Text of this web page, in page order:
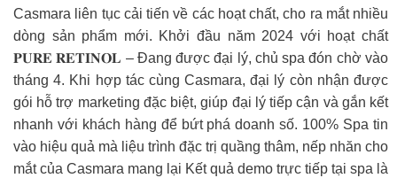
Casmara liên tục cải tiến về các hoạt chất, cho ra mắt nhiều
dòng sản phẩm mới. Khởi đầu năm 2024 với hoạt chất
𝐏𝐔𝐑𝐄 𝐑𝐄𝐓𝐈𝐍𝐎𝐋 – Đang được đại lý, chủ spa đón chờ vào
tháng 4. Khi hợp tác cùng Casmara, đại lý còn nhận được
gói hỗ trợ marketing đặc biệt, giúp đại lý tiếp cận và gắn kết
nhanh với khách hàng để bứt phá doanh số. 100% Spa tin
vào hiệu quả mà liệu trình đặc trị quầng thâm, nếp nhăn cho
mắt của Casmara mang lại Kết quả demo trực tiếp tại spa là